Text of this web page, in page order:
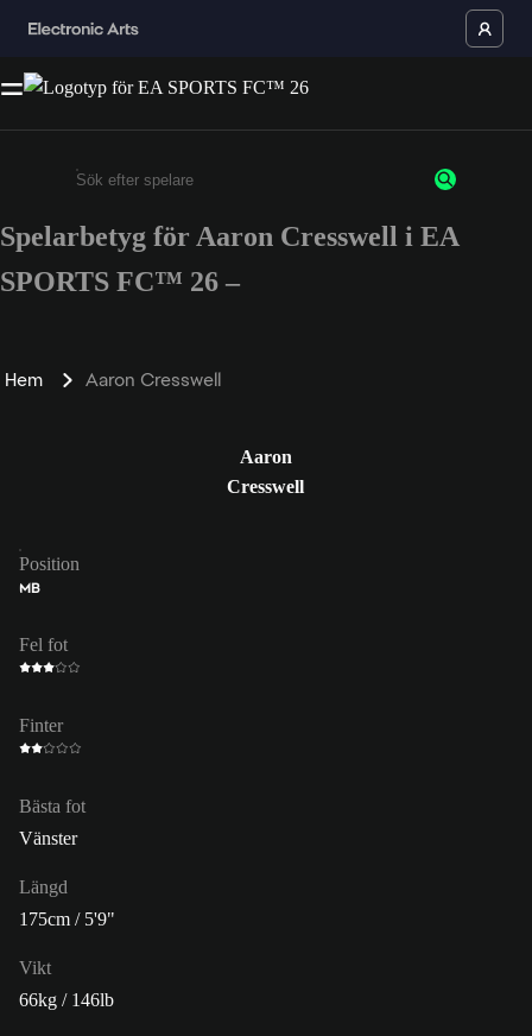
Ange minst 3 tecken eller siffror
Spelarbetyg för Aaron Cresswell i EA
SPORTS FC™ 26 –
Hem Aaron Cresswell
Aaron
Cresswell
Position
MB
Fel fot
Finter
Bästa fot
Vänster
Längd
175cm / 5'9"
Vikt
66kg / 146lb